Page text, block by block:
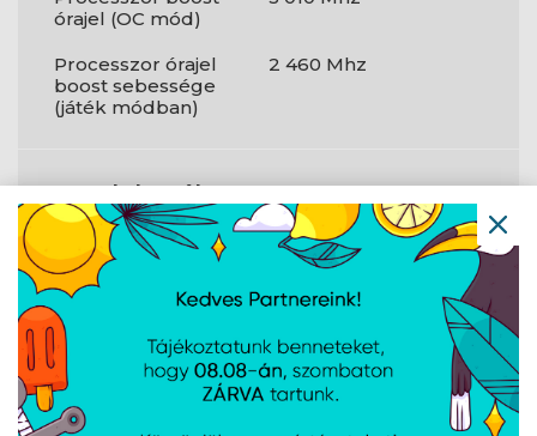
órajel (OC mód)
Processzor órajel
boost sebessége
(játék módban)
2 460 Mhz
Csatlakozók
és
csatlakozási
felületek
Csatlakozófelület
típusa
HDMI portok
mennyisége
1